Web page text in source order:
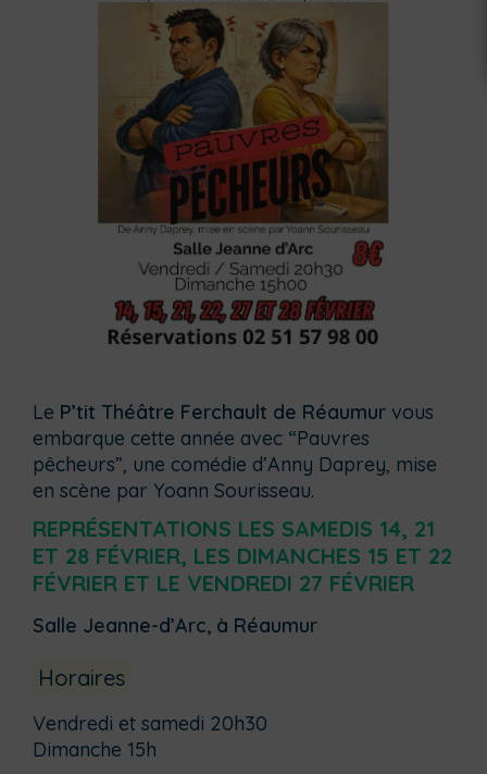
Le P’tit Théâtre Ferchault de Réaumur vous
embarque cette année avec “Pauvres
pêcheurs”, une comédie d’Anny Daprey, mise
en scène par Yoann Sourisseau.
REPRÉSENTATIONS LES SAMEDIS 14, 21
ET 28 FÉVRIER, LES DIMANCHES 15 ET 22
FÉVRIER ET LE VENDREDI 27 FÉVRIER
Salle Jeanne-d’Arc, à Réaumur
Horaires
Vendredi et samedi 20h30
Dimanche 15h